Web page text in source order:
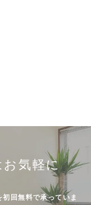
気軽に
回無料で承っていま